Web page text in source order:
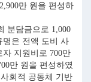
만 원을 편성하
분담금으로 1,000
명은 전액 도비 사
지원비로 700만
만 원을 편성하였
회적 공동체 기반